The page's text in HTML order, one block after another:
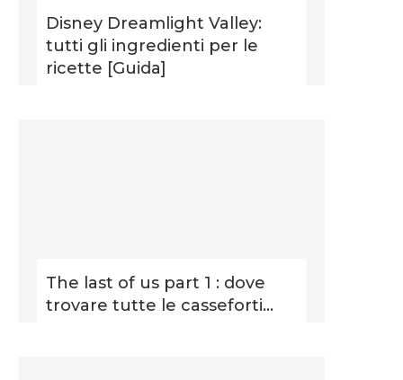
Disney Dreamlight Valley:
tutti gli ingredienti per le
ricette [Guida]
The last of us part 1 : dove
trovare tutte le casseforti...